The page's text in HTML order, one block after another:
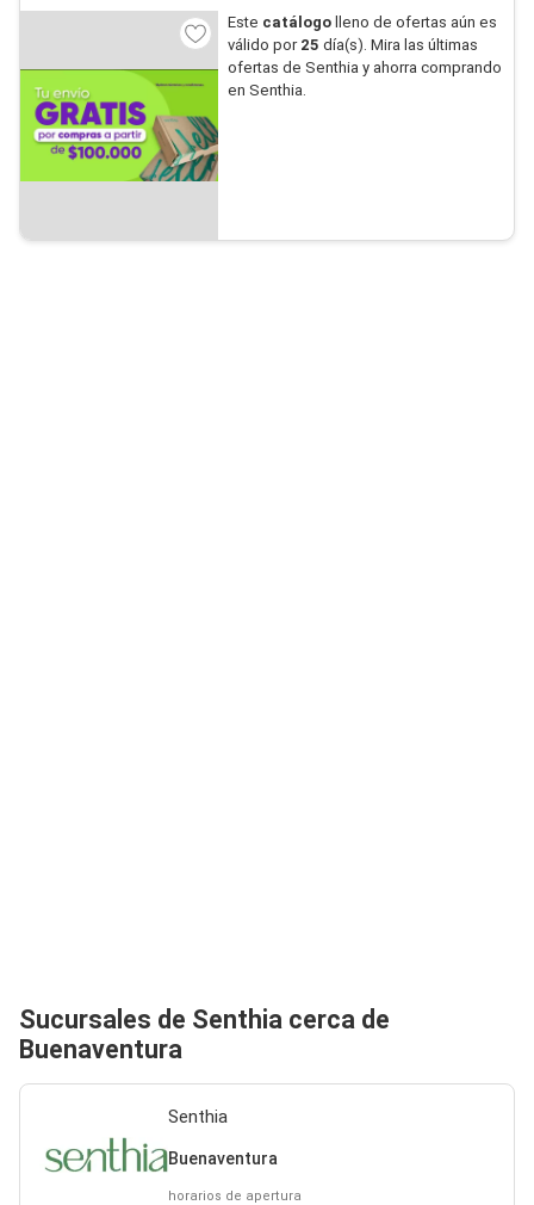
Este catálogolleno de ofertas aún es
válido por 25 día(s). Mira las últimas
ofertas de Senthia y ahorra comprando
en Senthia.
Sucursales de Senthia cerca de
Buenaventura
Senthia
Buenaventura
horarios de apertura